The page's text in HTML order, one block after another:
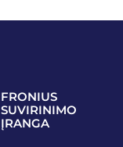
FRONIUS
SUVIRINIMO
ĮRANGA